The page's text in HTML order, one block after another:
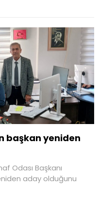
başkan yeniden
Odası Başkanı
aday olduğunu